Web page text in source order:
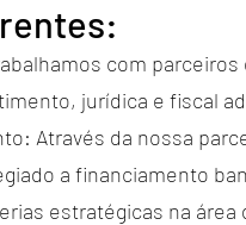
com
jurídica e fiscal
Através da nossa
a financiamento
estratégicas na área